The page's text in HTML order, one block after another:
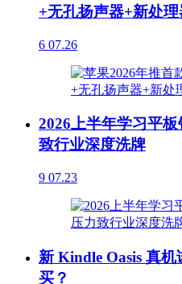
+无孔扬声器+新处理
6 07.26
2026上半年学习平
致行业深度洗牌
9 07.23
新 Kindle Oasis 真
买？